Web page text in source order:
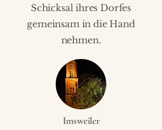
Schicksal ihres Dorfes
gemeinsam in die Hand
nehmen.
Imsweiler